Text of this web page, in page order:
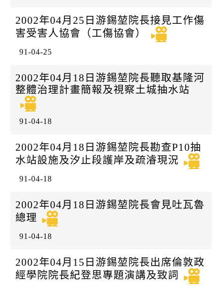
2002年04月25日游錫堃院長接見工作傷
害受害人協會（工傷協會）
91-04-25
2002年04月18日游錫堃院長聽取基隆河
整體治理計畫簡報及視察土城抽水站
91-04-18
2002年04月18日游錫堃院長勘查P10抽
水站設施及汐止段護岸及疏濬現況
91-04-18
2002年04月18日游錫堃院長會見吐瓦魯
總理
91-04-18
2002年04月15日游錫堃院長出席倫敦政
經學院院長紀登思專題演講及致詞